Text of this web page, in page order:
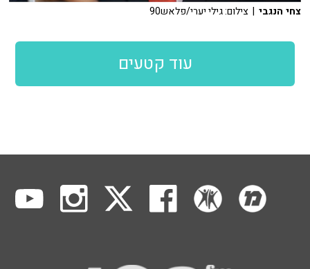
צחי הנגבי | צילום: גילי יערי/פלאש90
עוד קטעים